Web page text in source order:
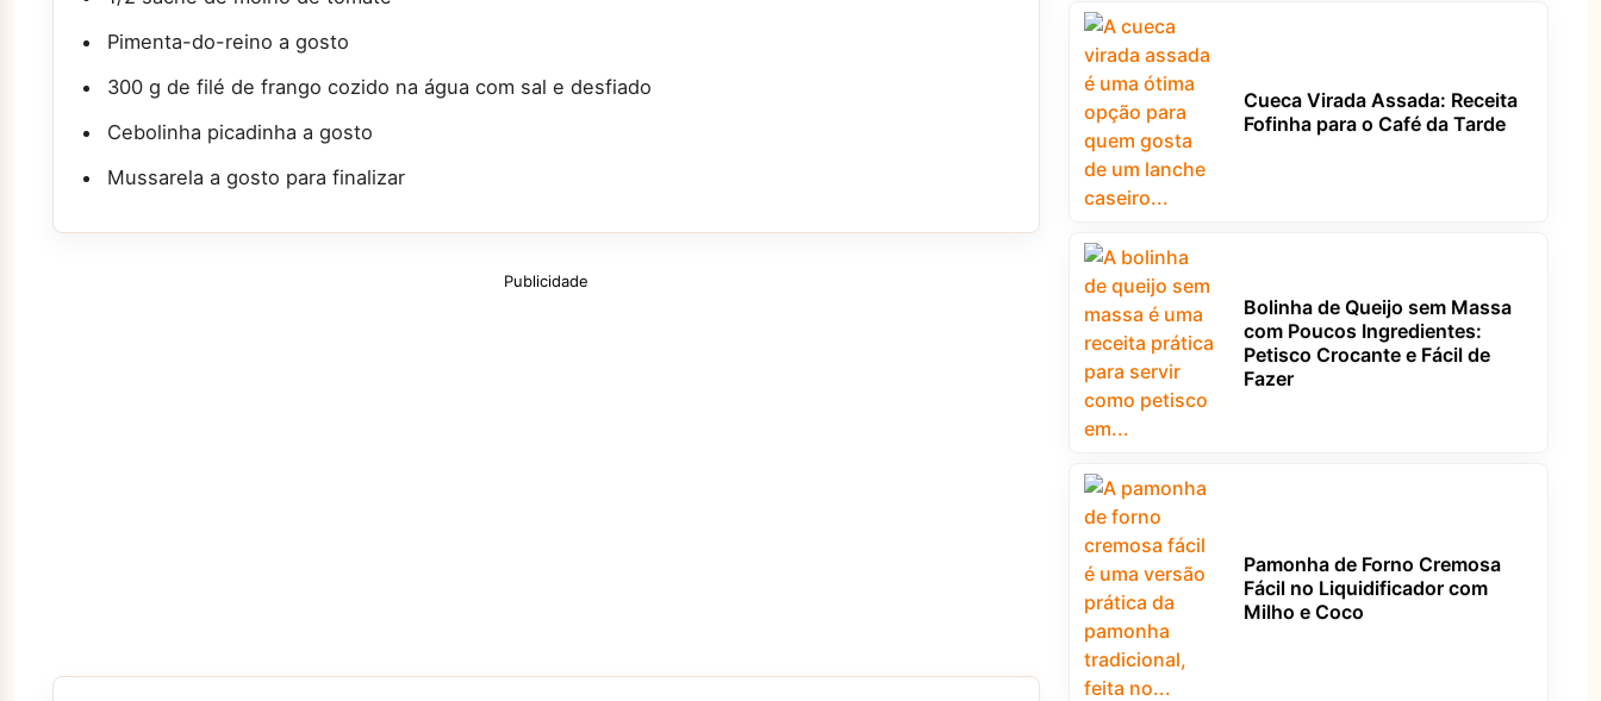
Pimenta-do-reino a gosto
300 g de filé de frango cozido na água com sal e desfiado
Cebolinha picadinha a gosto
Mussarela a gosto para finalizar
Publicidade
Cueca Virada Assada: Receita
Fofinha para o Café da Tarde
Bolinha de Queijo sem Massa
com Poucos Ingredientes:
Petisco Crocante e Fácil de
Fazer
Pamonha de Forno Cremosa
Fácil no Liquidificador com
Milho e Coco